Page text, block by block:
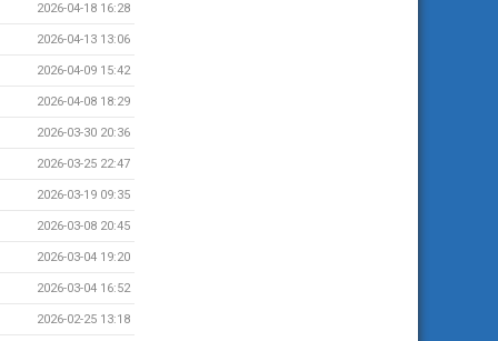
2026-04-18 16:28
2026-04-13 13:06
2026-04-09 15:42
2026-04-08 18:29
2026-03-30 20:36
2026-03-25 22:47
2026-03-19 09:35
2026-03-08 20:45
2026-03-04 19:20
2026-03-04 16:52
2026-02-25 13:18